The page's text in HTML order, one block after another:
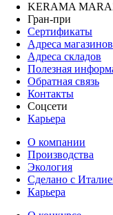
KERAMA
Гран-при
Сертификаты
Адреса магазинов
Адреса складов
Полезная
Обратная связь
Контакты
Соцсети
Карьера
О компании
Производства
Экология
Сделано с
Карьера